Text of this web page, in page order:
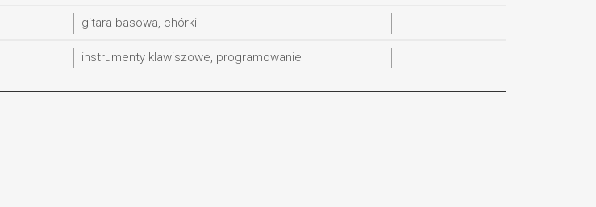
gitara basowa, chórki
instrumenty klawiszowe, programowanie